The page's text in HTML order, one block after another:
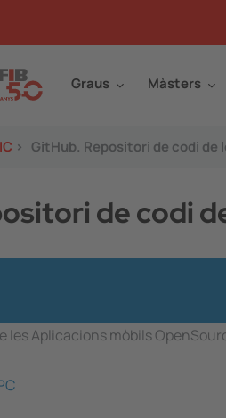
Graus Màsters
> GitHub. Repositori de codi de
de codi
les Aplicacions mòbils